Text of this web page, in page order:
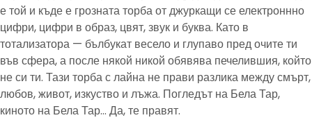
е той и къде е грозната торба от джуркащи се електроннно
цифри, цифри в образ, цвят, звук и буква. Като в
тотализатора — бълбукат весело и глупаво пред очите ти
във сфера, а после някой никой обявява печелившия, който
не си ти. Тази торба с лайна не прави разлика между смърт,
любов, живот, изкуство и лъжа. Погледът на Бела Тар,
киното на Бела Тар… Да, те правят.